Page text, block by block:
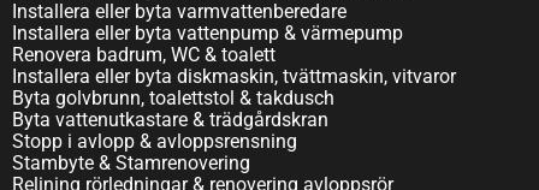
Installera eller byta varmvattenberedare
Installera eller byta vattenpump & värmepump
Renovera badrum, WC & toalett
Installera eller byta diskmaskin, tvättmaskin, vitvaror
Byta golvbrunn, toalettstol & takdusch
Byta vattenutkastare & trädgårdskran
Stopp i avlopp & avloppsrensning
Stambyte & Stamrenovering
Relining rörledningar & renovering avloppsrör